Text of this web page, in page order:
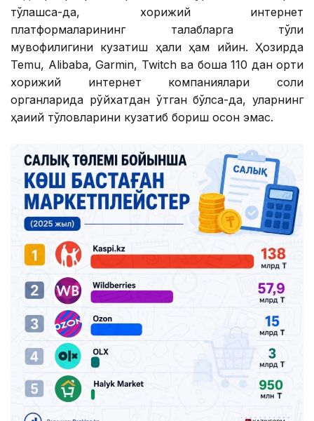
тўлашса-да, хорижий интернет
платформаларининг талабларга тўлиқ
мувофиқлигини кузатиш ҳали ҳам қийин. Ҳозирда
Temu, Alibaba, Garmin, Twitch ва бошқа 110 дан ортиқ
хорижий интернет компаниялари солиқ
органларида рўйхатдан ўтган бўлса-да, уларнинг
ҳақиқий тўловларини кузатиб бориш осон эмас.